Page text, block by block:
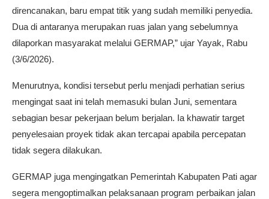
direncanakan, baru empat titik yang sudah memiliki penyedia.
Dua di antaranya merupakan ruas jalan yang sebelumnya
dilaporkan masyarakat melalui GERMAP,” ujar Yayak, Rabu
(3/6/2026).
Menurutnya, kondisi tersebut perlu menjadi perhatian serius
mengingat saat ini telah memasuki bulan Juni, sementara
sebagian besar pekerjaan belum berjalan. Ia khawatir target
penyelesaian proyek tidak akan tercapai apabila percepatan
tidak segera dilakukan.
GERMAP juga mengingatkan Pemerintah Kabupaten Pati agar
segera mengoptimalkan pelaksanaan program perbaikan jalan